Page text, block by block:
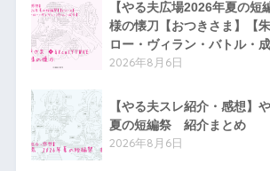
【やる夫広場2026年夏の短
様の懐刀【おつきさま】【
ロー・ヴィラン・バトル・成
2026年8月6日
【やる夫スレ紹介・感想】
夏の短編祭 紹介まとめ
2026年8月6日